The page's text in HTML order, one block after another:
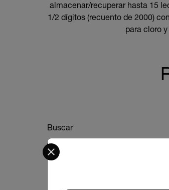
almacenar/recuperar hasta 15
1/2 dígitos (recuento de 2000)
para cloro
Buscar
Select your preferred country